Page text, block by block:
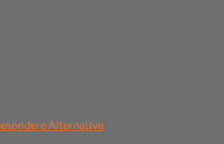
Alternative